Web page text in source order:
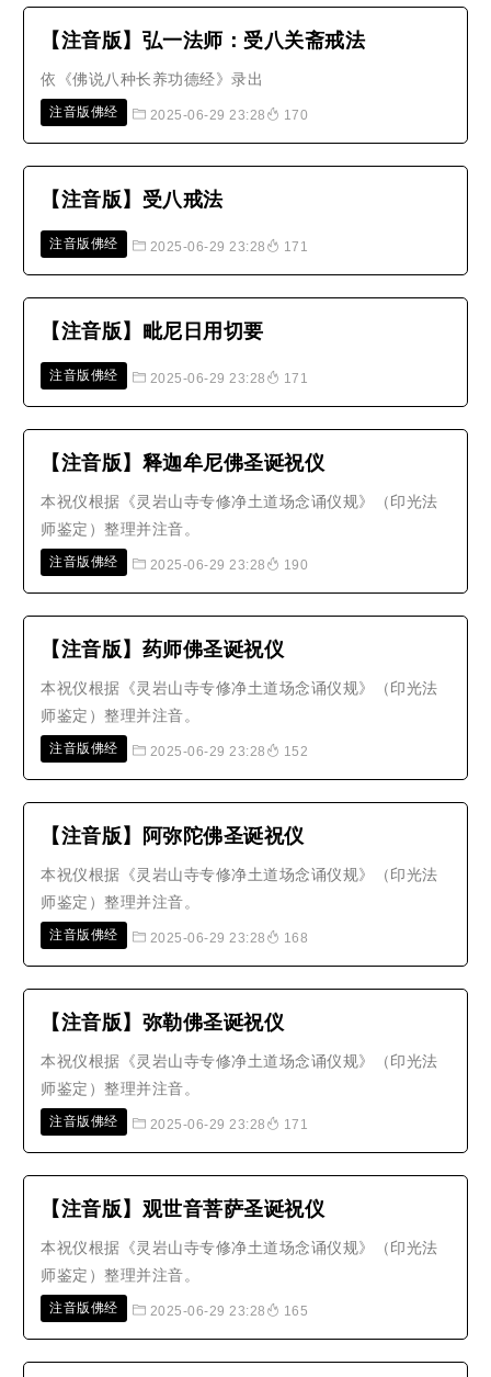
【注音版】弘一法师：受八关斋戒法
依《佛说八种长养功德经》录出
注音版佛经 2025-06-29 23:28 170
【注音版】受八戒法
注音版佛经 2025-06-29 23:28 171
【注音版】毗尼日用切要
注音版佛经 2025-06-29 23:28 171
【注音版】释迦牟尼佛圣诞祝仪
本祝仪根据《灵岩山寺专修净土道场念诵仪规》（印光法
师鉴定）整理并注音。
注音版佛经 2025-06-29 23:28 190
【注音版】药师佛圣诞祝仪
本祝仪根据《灵岩山寺专修净土道场念诵仪规》（印光法
师鉴定）整理并注音。
注音版佛经 2025-06-29 23:28 152
【注音版】阿弥陀佛圣诞祝仪
本祝仪根据《灵岩山寺专修净土道场念诵仪规》（印光法
师鉴定）整理并注音。
注音版佛经 2025-06-29 23:28 168
【注音版】弥勒佛圣诞祝仪
本祝仪根据《灵岩山寺专修净土道场念诵仪规》（印光法
师鉴定）整理并注音。
注音版佛经 2025-06-29 23:28 171
【注音版】观世音菩萨圣诞祝仪
本祝仪根据《灵岩山寺专修净土道场念诵仪规》（印光法
师鉴定）整理并注音。
注音版佛经 2025-06-29 23:28 165